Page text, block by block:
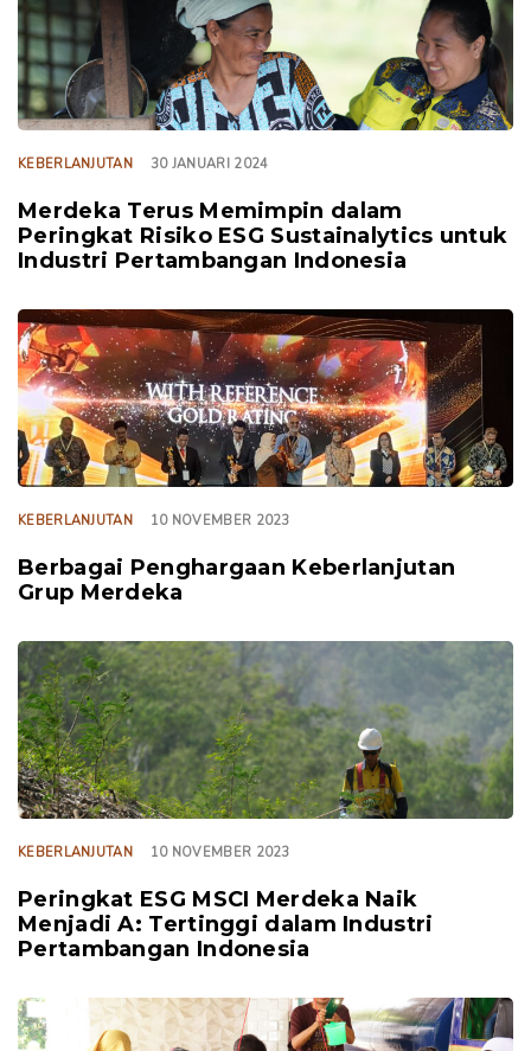
KEBERLANJUTAN 30 JANUARI 2024
Merdeka Terus Memimpin dalam
Peringkat Risiko ESG Sustainalytics untuk
Industri Pertambangan Indonesia
TAGS
KEBERLANJUTAN 10 NOVEMBER 2023
Berbagai Penghargaan Keberlanjutan
Grup Merdeka
TAGS
KEBERLANJUTAN 10 NOVEMBER 2023
Peringkat ESG MSCI Merdeka Naik
Menjadi A: Tertinggi dalam Industri
Pertambangan Indonesia
TAGS